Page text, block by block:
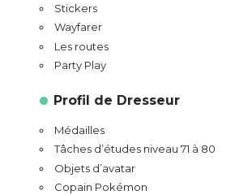
Stickers
Wayfarer
Les routes
Party Play
Profil de Dresseur
Médailles
Tâches d’études niveau 71 à 80
Objets d’avatar
Copain Pokémon